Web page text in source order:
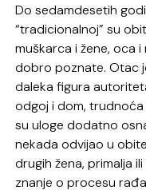
Do sedamdesetih
“tradicionalnoj” su
muškarca i žene, oca
dobro poznate. Otac
daleka figura
odgoj i dom, trudnoća
su uloge dodatno
nekada odvijao u
drugih žena, primalja
znanje o procesu